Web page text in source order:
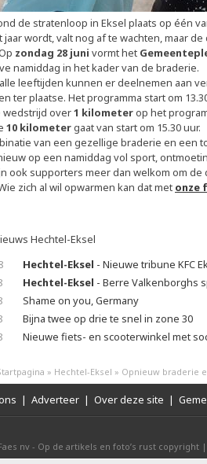
de stratenloop in Eksel plaats op één
jaar wordt, valt nog af te wachten, maar
zondag 28 juni vormt het
namiddag in het kader van de braderie.
leeftijden kunnen er deelnemen aan
ter plaatse. Het programma start om
wedstrijd over1 kilometerop het
10 kilometergaat van start om 15.30 uur.
van een gezellige braderie en een
op een namiddag vol sport,
ook supporters meer dan welkom om
zich al wil opwarmen kan dat met onze
Hechtel-Eksel
Hechtel-Eksel - Nieuwe tribune KFC
Hechtel-Eksel - Berre Valkenborghs
Shame on you, Germany
Bijna twee op drie te snel in zone 30
Nieuwe fiets- en scooterwinkel met
» Hechtel-Eksel » Opnieuw braderie
| Adverteer | Over deze site |
nv - Op de artikels en foto’s rust copyright |